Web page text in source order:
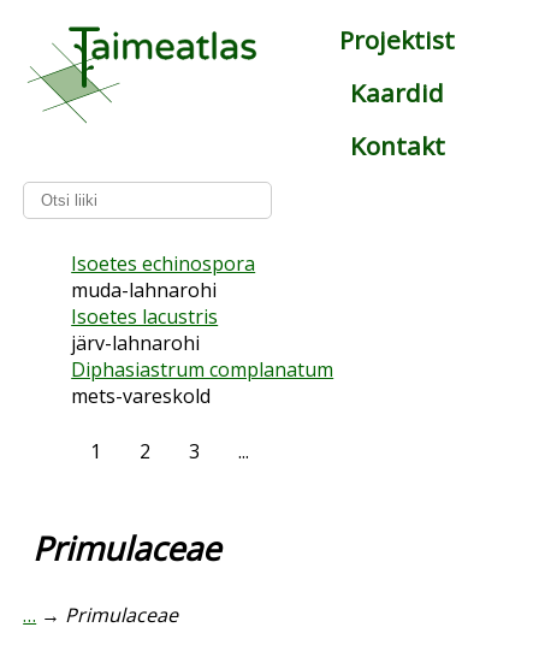
Projektist
Kaardid
Kontakt
Isoetes echinospora
muda-lahnarohi
Isoetes lacustris
järv-lahnarohi
Diphasiastrum complanatum
mets-vareskold
1 2 3 ...
Primulaceae
… → Primulaceae